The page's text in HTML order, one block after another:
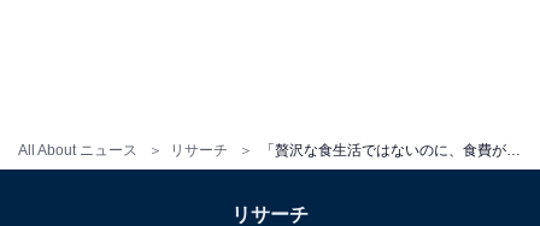
All About ニュース リサーチ
リサーチ